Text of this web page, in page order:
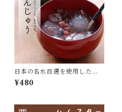
日本の名水百選を使用した
「水まんじゅう」
¥480